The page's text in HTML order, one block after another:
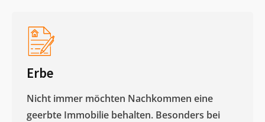
Erbe
Nicht immer möchten Nachkommen eine
geerbte Immobilie behalten. Besonders bei